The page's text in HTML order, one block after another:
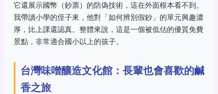
它還展示國幣（鈔票）的防偽技術，這在外面根本看不到。
我帶讀小學的侄子來，他對「如何辨別假鈔」的單元興趣濃
厚，比上課還認真。整體來說，這是一個被低估的優質免費
景點，非常適合國小以上的孩子。
台灣味噌釀造文化館：長輩也會喜歡的鹹
香之旅